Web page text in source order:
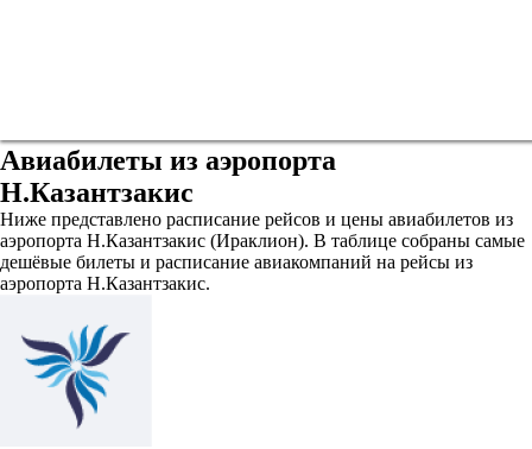
Авиабилеты из аэропорта
Н.Казантзакис
Ниже представлено расписание рейсов и цены авиабилетов из
аэропорта Н.Казантзакис (Ираклион). В таблице собраны самые
дешёвые билеты и расписание авиакомпаний на рейсы из
аэропорта Н.Казантзакис.